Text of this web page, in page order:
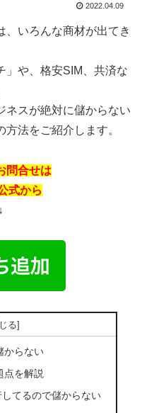
2022.04.09
、いろんな商材が出てき
」や、格安SIM、共済な
ネスが絶対に儲からない
法をご紹介します。
問合せは
式から
からない
点を解説
てるので儲からない